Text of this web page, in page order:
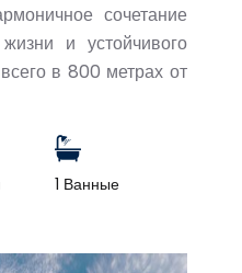
сочетание
и устойчивого
в 800 метрах от
1 Ванные